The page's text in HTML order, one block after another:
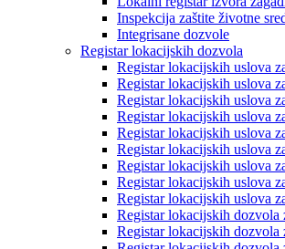
Inspekcija zaštite životne
Integrisane dozvole
Registar lokacijskih dozvola
Registar lokacijskih uslova
Registar lokacijskih uslova
Registar lokacijskih uslova
Registar lokacijskih uslova
Registar lokacijskih uslova
Registar lokacijskih uslova
Registar lokacijskih uslova
Registar lokacijskih uslova
Registar lokacijskih uslova
Registar lokacijskih dozvola
Registar lokacijskih dozvola